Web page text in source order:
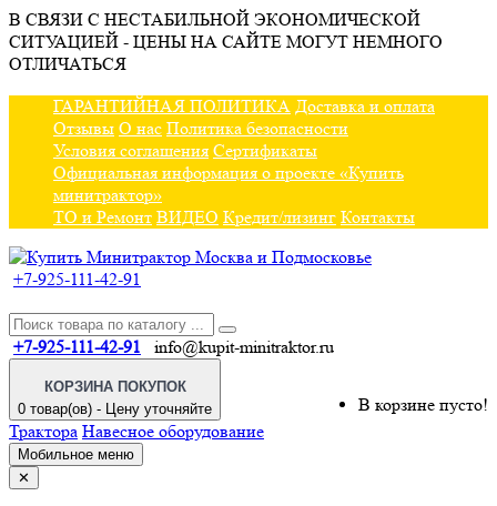
В СВЯЗИ С НЕСТАБИЛЬНОЙ ЭКОНОМИЧЕСКОЙ
СИТУАЦИЕЙ - ЦЕНЫ НА САЙТЕ МОГУТ НЕМНОГО
ОТЛИЧАТЬСЯ
ГАРАНТИЙНАЯ ПОЛИТИКА Доставка и оплата
Отзывы О нас Политика безопасности
Условия соглашения Сертификаты
Официальная информация о проекте «Купить
минитрактор»
ТО и Ремонт ВИДЕО Кредит/лизинг Контакты
+7-925-111-42-91
+7-925-111-42-91 info@kupit-minitraktor.ru
КОРЗИНА ПОКУПОК
0 товар(ов) - Цену уточняйте
В корзине пусто!
Трактора Навесное оборудование
Мобильное меню
✕